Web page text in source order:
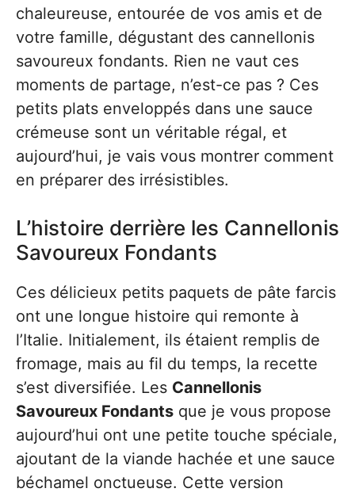
chaleureuse, entourée de vos amis et de
votre famille, dégustant des cannellonis
savoureux fondants. Rien ne vaut ces
moments de partage, n’est-ce pas ? Ces
petits plats enveloppés dans une sauce
crémeuse sont un véritable régal, et
aujourd’hui, je vais vous montrer comment
en préparer des irrésistibles.
L’histoire derrière les Cannellonis
Savoureux Fondants
Ces délicieux petits paquets de pâte farcis
ont une longue histoire qui remonte à
l’Italie. Initialement, ils étaient remplis de
fromage, mais au fil du temps, la recette
s’est diversifiée. Les Cannellonis
Savoureux Fondants que je vous propose
aujourd’hui ont une petite touche spéciale,
ajoutant de la viande hachée et une sauce
béchamel onctueuse. Cette version